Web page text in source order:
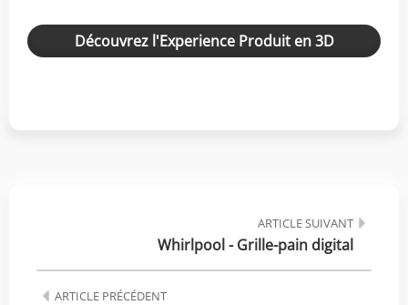
Découvrez l'Experience Produit en 3D
ARTICLE PRÉCÉDENT
ARTICLE SUIVANT
Whirlpool - Grille-pain digital